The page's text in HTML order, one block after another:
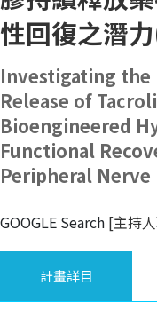
性回復之潛
Investigating the
Release of
Bioengineered
Functional
Peripheral
GOOGLE Search [主持
計畫詳目